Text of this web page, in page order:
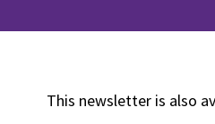
This newsletter is also